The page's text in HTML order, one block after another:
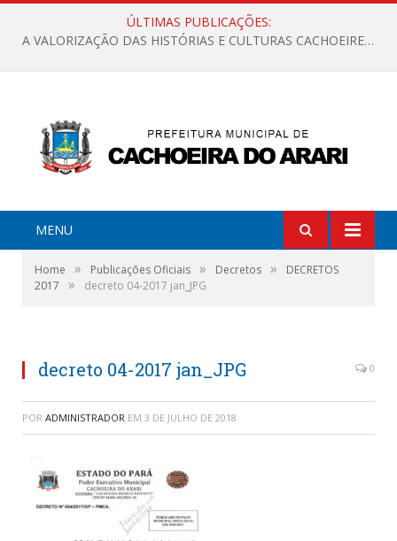
ÚLTIMAS PUBLICAÇÕES:
A VALORIZAÇÃO DAS HISTÓRIAS E CULTURAS CACHOEIRENSES
MENU
Home » Publicações Oficiais » Decretos »
DECRETOS
2017
» decreto 04-2017 jan_JPG
decreto 04-2017 jan_JPG 0
POR ADMINISTRADOR EM 3 DE JULHO DE 2018